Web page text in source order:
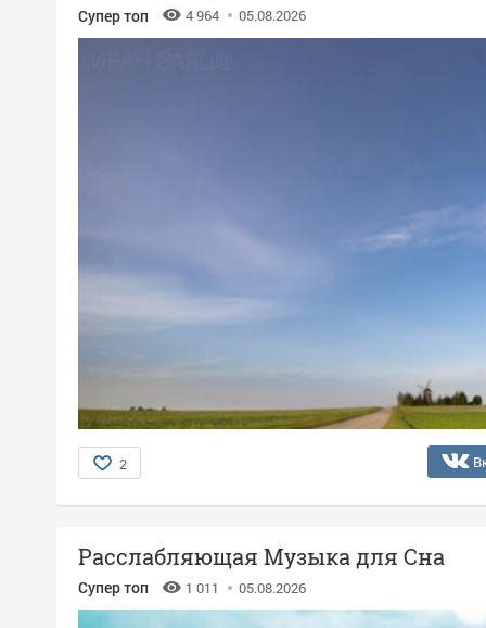
Супер топ 4 964 05.08.2026
2
Расслабляющая Музыка для Сна
Супер топ 1 011 05.08.2026